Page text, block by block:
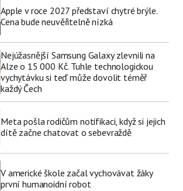
Apple v roce 2027 představí chytré brýle.
Cena bude neuvěřitelně nízká
Nejúžasnější Samsung Galaxy zlevnili na
Alze o 15 000 Kč. Tuhle technologickou
vychytávku si teď může dovolit téměř
každý Čech
Meta pošla rodičům notifikaci, když si jejich
dítě začne chatovat o sebevraždě
V americké škole začal vychovávat žáky
první humanoidní robot